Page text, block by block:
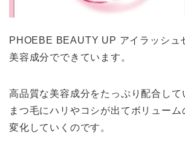
PHOEBE BEAUTY UP アイラッシュ
美容成分でできています。
高品質な美容成分をたっぷり配合して
まつ毛にハリやコシが出てボリューム
変化していくのです。